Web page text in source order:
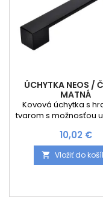
ÚCHYTKA NEOS /
MATNÁ
Kovová úchytka s
tvarom s možnosťou
alebo 192 mm a
dĺžkou úchytky
Cena
10,02 €
 Vložiť do